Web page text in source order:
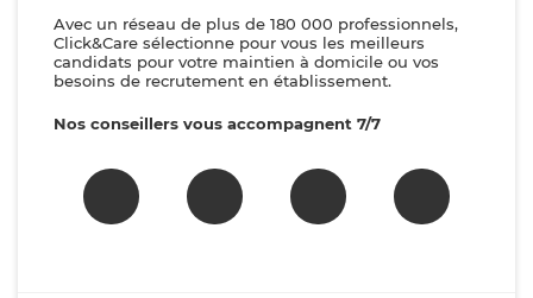
Avec un réseau de plus de 180 000 professionnels,
Click&Care sélectionne pour vous les meilleurs
candidats pour votre maintien à domicile ou vos
besoins de recrutement en établissement.
Nos conseillers vous accompagnent 7/7